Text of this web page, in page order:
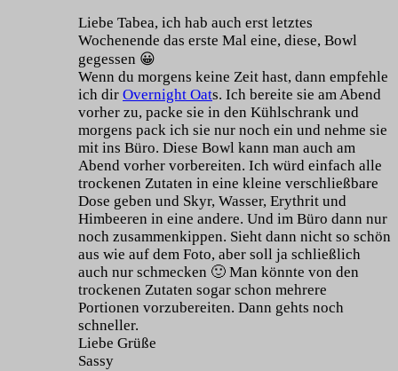
Liebe Tabea, ich hab auch erst letztes
Wochenende das erste Mal eine, diese, Bowl
gegessen 😀
Wenn du morgens keine Zeit hast, dann empfehle
ich dir Overnight Oats. Ich bereite sie am Abend
vorher zu, packe sie in den Kühlschrank und
morgens pack ich sie nur noch ein und nehme sie
mit ins Büro. Diese Bowl kann man auch am
Abend vorher vorbereiten. Ich würd einfach alle
trockenen Zutaten in eine kleine verschließbare
Dose geben und Skyr, Wasser, Erythrit und
Himbeeren in eine andere. Und im Büro dann nur
noch zusammenkippen. Sieht dann nicht so schön
aus wie auf dem Foto, aber soll ja schließlich
auch nur schmecken 🙂 Man könnte von den
trockenen Zutaten sogar schon mehrere
Portionen vorzubereiten. Dann gehts noch
schneller.
Liebe Grüße
Sassy